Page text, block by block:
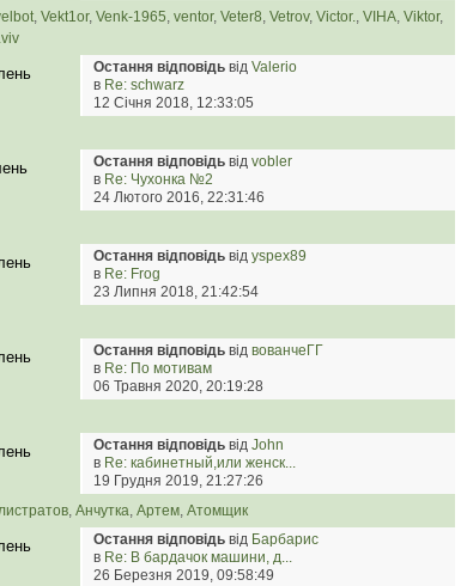
, Vekt1or, Venk-1965, ventor, Veter8, Vetrov, Victor., VIHA, Viktor,
Остання відповідьвід Valerio
в Re: schwarz
12 Січня 2018, 12:33:05
Остання відповідьвід vobler
в Re: Чухонка №2
24 Лютого 2016, 22:31:46
Остання відповідьвід yspex89
в Re: Frog
23 Липня 2018, 21:42:54
Остання відповідьвід вованчеГГ
в Re: По мотивам
06 Травня 2020, 20:19:28
Остання відповідьвід John
в Re: кабинетный,или женск...
19 Грудня 2019, 21:27:26
, Анчутка, Артем, Атомщик
Остання відповідьвід Барбарис
в Re: В бардачок машини, д...
26 Березня 2019, 09:58:49